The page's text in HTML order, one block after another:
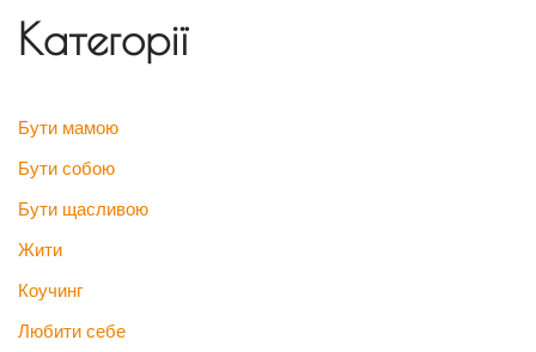
Категорії
Бути мамою
Бути собою
Бути щасливою
Жити
Коучинг
Любити себе